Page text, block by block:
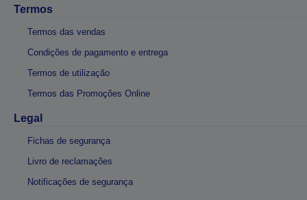
Termos
Termos das vendas
Condições de pagamento e entrega
Termos de utilização
Termos das Promoções Online
Legal
Fichas de segurança
Livro de reclamações
Notificações de segurança